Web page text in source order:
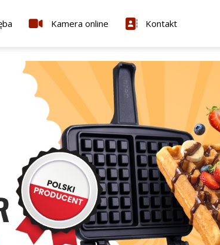
Kamera online Kontakt